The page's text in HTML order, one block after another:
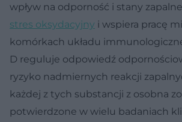
wpływ na odporność i stany
stres oksydacyjny i wspiera pracę
komórkach układu
D reguluje odpowiedź
ryzyko nadmiernych reakcji
każdej z tych substancji z osobna
potwierdzone w wielu badaniach